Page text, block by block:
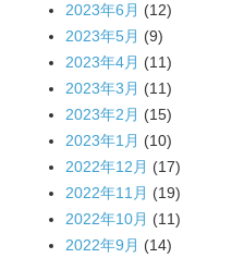
2023年6月 (12)
2023年5月 (9)
2023年4月 (11)
2023年3月 (11)
2023年2月 (15)
2023年1月 (10)
2022年12月 (17)
2022年11月 (19)
2022年10月 (11)
2022年9月 (14)